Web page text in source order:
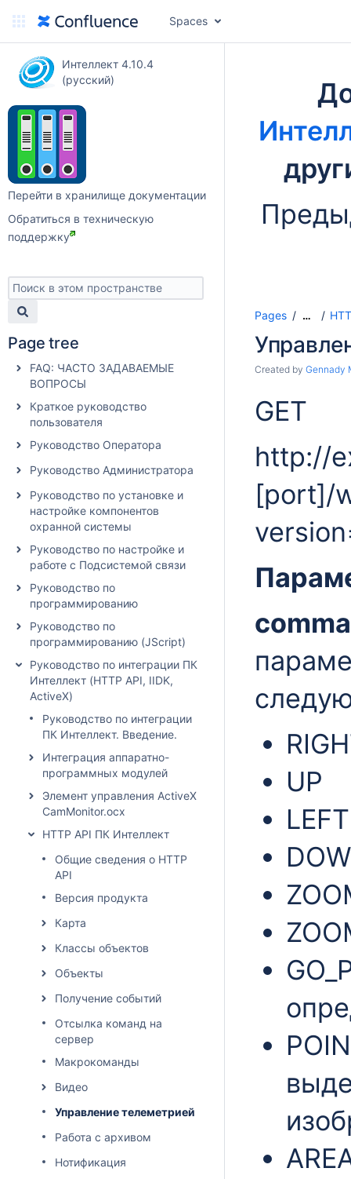
Spaces
Интеллект 4.10.4
(русский)
Перейти в хранилище документации
Обратиться в техническую
поддержку
Page tree
FAQ: ЧАСТО ЗАДАВАЕМЫЕ
ВОПРОСЫ
Краткое руководство
пользователя
Руководство Оператора
Руководство Администратора
Руководство по установке и
настройке компонентов
охранной системы
Руководство по настройке и
работе с Подсистемой связи
Руководство по
программированию
Руководство по
программированию (JScript)
Руководство по интеграции ПК
Интеллект (HTTP API, IIDK,
ActiveX)
Руководство по интеграции
ПК Интеллект. Введение.
Интеграция аппаратно-
программных модулей
Элемент управления ActiveX
CamMonitor.ocx
HTTP API ПК Интеллект
Общие сведения о HTTP
API
Версия продукта
Картa
Классы объектов
Объекты
Получение событий
Отсылка команд на
сервер
Макрокоманды
Видео
Управление телеметрией
Работа с архивом
Нотификация
Pages …
Created by Gennady
GET
http://
[port]/
UP
LEFT